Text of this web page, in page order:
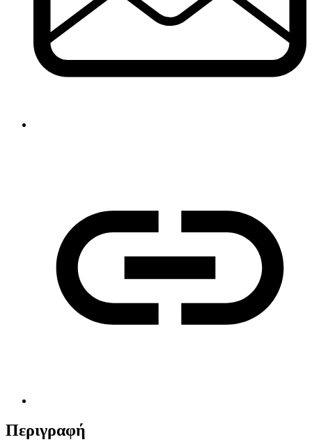
Περιγραφή